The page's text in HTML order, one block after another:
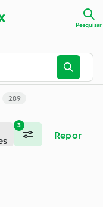
Pesquisar
289
3
Repor
de receitas